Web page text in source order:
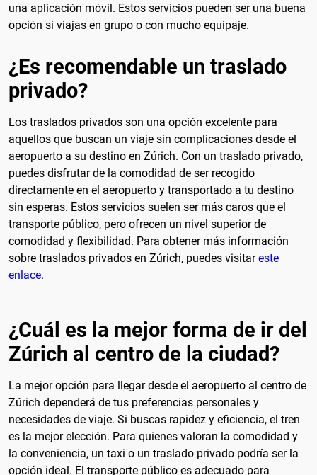
una aplicación móvil. Estos servicios pueden ser una buena
opción si viajas en grupo o con mucho equipaje.
¿Es recomendable un traslado
privado?
Los traslados privados son una opción excelente para
aquellos que buscan un viaje sin complicaciones desde el
aeropuerto a su destino en Zúrich. Con un traslado privado,
puedes disfrutar de la comodidad de ser recogido
directamente en el aeropuerto y transportado a tu destino
sin esperas. Estos servicios suelen ser más caros que el
transporte público, pero ofrecen un nivel superior de
comodidad y flexibilidad. Para obtener más información
sobre traslados privados en Zúrich, puedes visitareste
enlace.
¿Cuál es la mejor forma de ir del
Zúrich al centro de la ciudad?
La mejor opción para llegar desde el aeropuerto al centro de
Zúrich dependerá de tus preferencias personales y
necesidades de viaje. Si buscas rapidez y eficiencia, el tren
es la mejor elección. Para quienes valoran la comodidad y
la conveniencia, un taxi o un traslado privado podría ser la
opción ideal. El transporte público es adecuado para